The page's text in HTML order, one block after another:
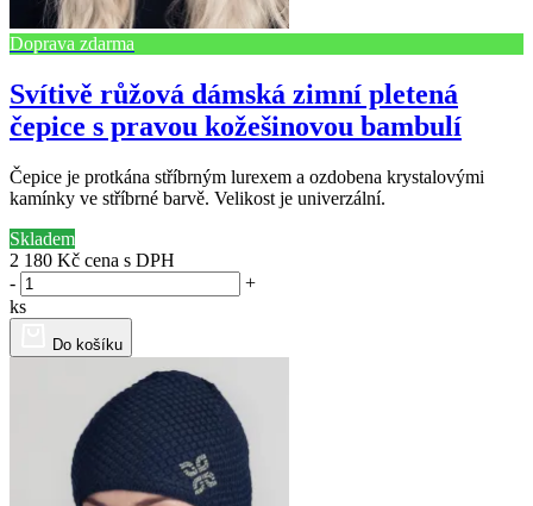
Doprava zdarma
Svítivě růžová dámská zimní pletená
čepice s pravou kožešinovou bambulí
Čepice je protkána stříbrným lurexem a ozdobena krystalovými
kamínky ve stříbrné barvě. Velikost je univerzální.
Skladem
2 180 Kč cena s DPH
-
+
ks
Do košíku